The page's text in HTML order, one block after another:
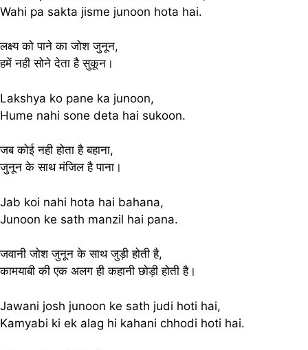
Wahi pa sakta jisme junoon hota hai.
लक्ष्य को पाने का जोश जुनून,
हमें नही सोने देता है सुकून।
Lakshya ko pane ka junoon,
Hume nahi sone deta hai sukoon.
जब कोई नही होता है बहाना,
जुनून के साथ मंजिल है पाना।
Jab koi nahi hota hai bahana,
Junoon ke sath manzil hai pana.
जवानी जोश जुनून के साथ जुड़ी होती है,
कामयाबी की एक अलग ही कहानी छोड़ी होती है।
Jawani josh junoon ke sath judi hoti hai,
Kamyabi ki ek alag hi kahani chhodi hoti hai.